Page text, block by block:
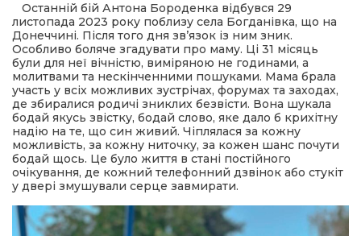
Останній бій Антона Бороденка відбувся 29
листопада 2023 року поблизу села Богданівка, що на
Донеччині. Після того дня зв’язок із ним зник.
Особливо боляче згадувати про маму. Ці 31 місяць
були для неї вічністю, виміряною не годинами, а
молитвами та нескінченними пошуками. Мама брала
участь у всіх можливих зустрічах, форумах та заходах,
де збиралися родичі зниклих безвісти. Вона шукала
бодай якусь звістку, бодай слово, яке дало б крихітну
надію на те, що син живий. Чіплялася за кожну
можливість, за кожну ниточку, за кожен шанс почути
бодай щось. Це було життя в стані постійного
очікування, де кожний телефонний дзвінок або стукіт
у двері змушували серце завмирати.